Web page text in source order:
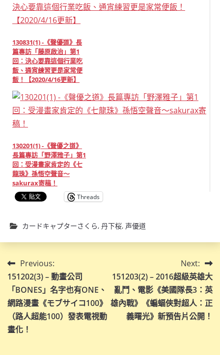
130831(1) -《聲優道》長
篇專訪「藤原啟治」第1
回：決心要靠這個行業吃
飯、通宵練習更是家常便
飯！【2020/4/16更新】
130201(1) -《聲優之道》
長篇專訪「野澤雅子」第1
回：受漫畫家肯定的《七
龍珠》孫悟空聲音～
sakurax寄稿！
Threads
カードキャプターさくら, 丹下桜, 声優道
文
章
導
覽
Previous:
151202(3) – 動畫公司
「BONES」名字也有ONE、
網路漫畫《モブサイコ100》
（路人超能100）發表電視動
畫化！
Next:
151203(2) – 2016超級英雄大
亂鬥、電影《美國隊長3：英
雄內戰》《蝙蝠俠對超人：正
義曙光》新預告片公開！